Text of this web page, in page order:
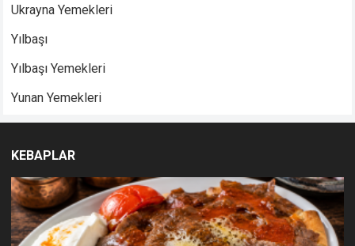
Ukrayna Yemekleri
Yılbaşı
Yılbaşı Yemekleri
Yunan Yemekleri
KEBAPLAR